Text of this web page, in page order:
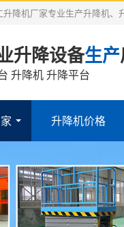
降机厂家专业生产升降机、
升降设备生产
升降机 升降平台
升降机价格